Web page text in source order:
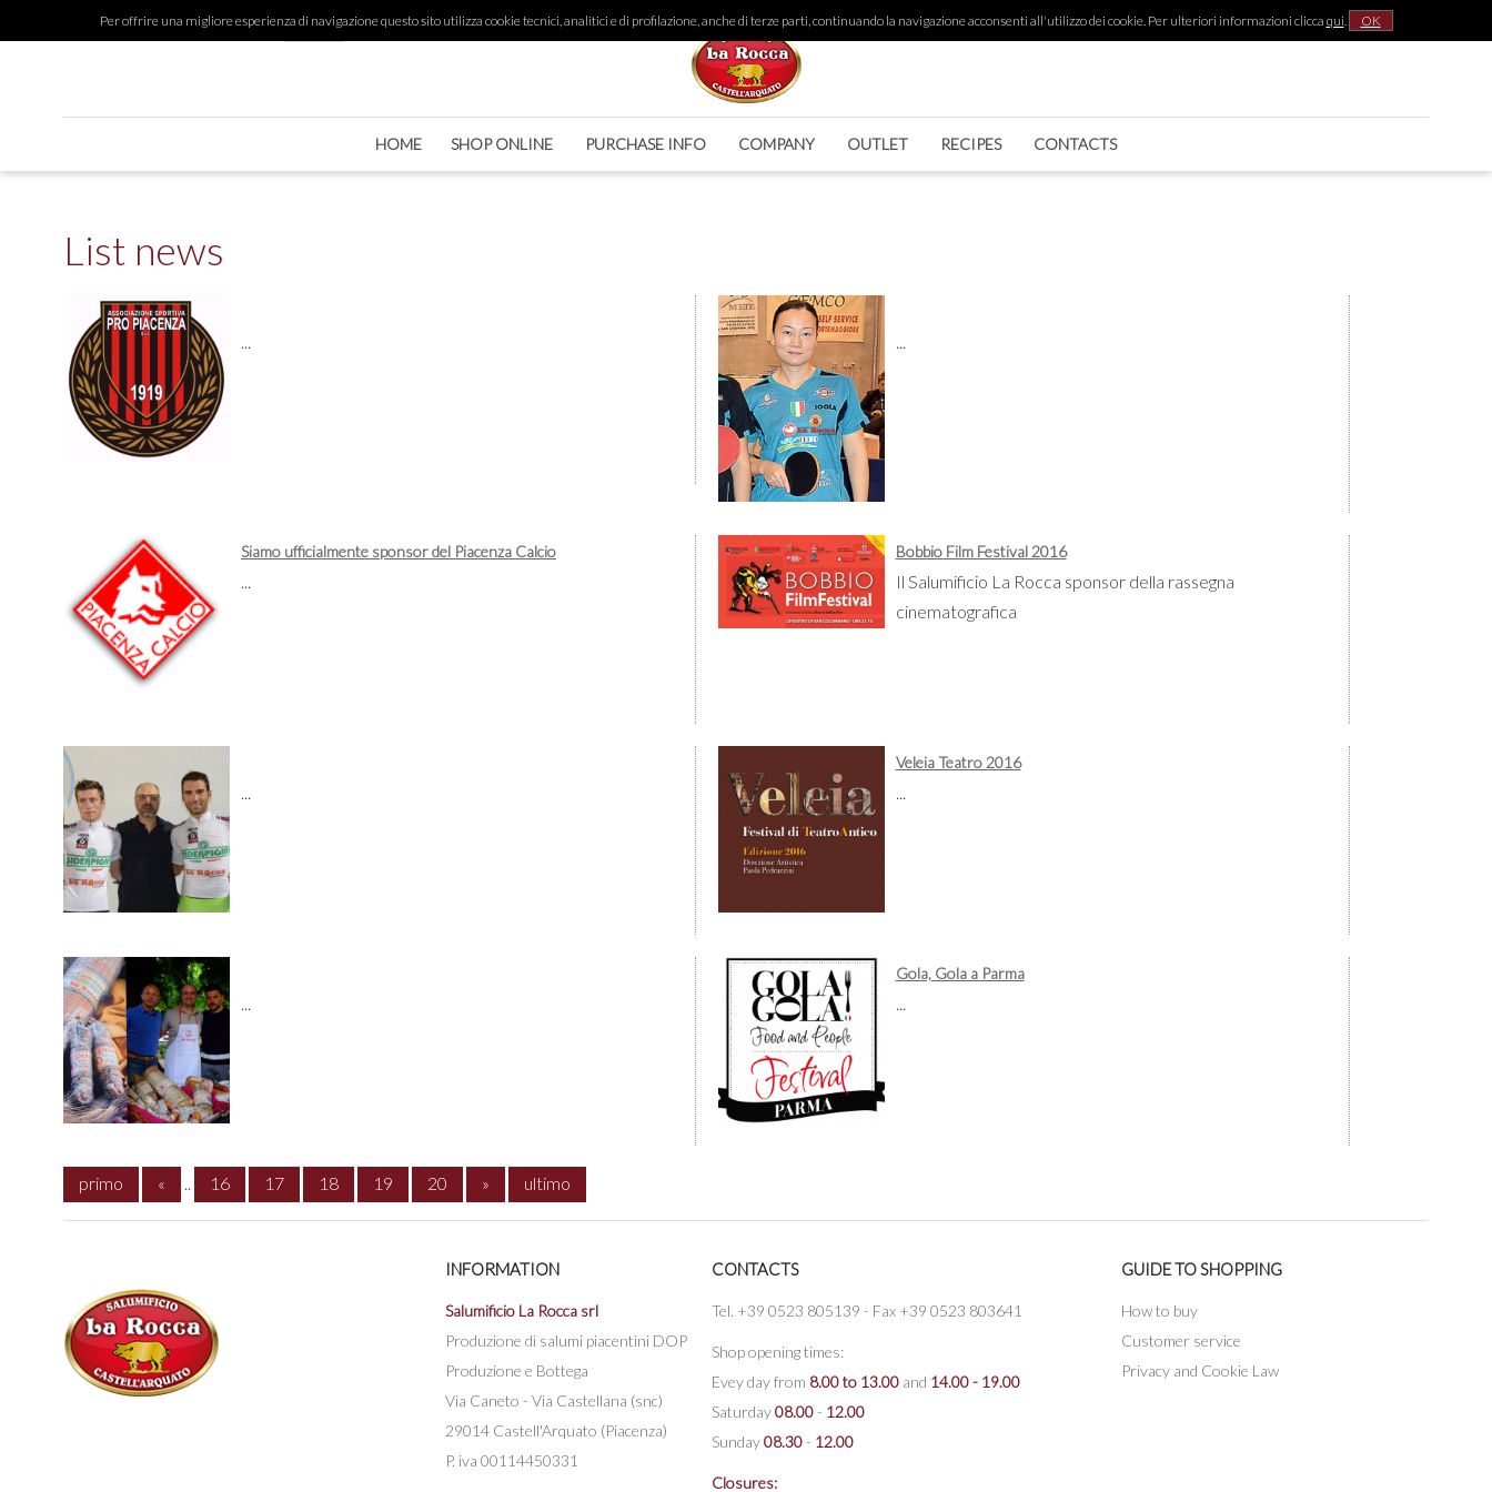
Per offrire una migliore esperienza di navigazione questo sito utilizza cookie tecnici, analitici e di profilazione, anche di terze parti, continuando la navigazione acconsenti all'utilizzo dei cookie. Per ulteriori informazioni clicca qui. OK
|
HOME SHOP ONLINE PURCHASE INFO COMPANY OUTLET RECIPES CONTACTS
List news
... ...
Siamo ufficialmente sponsor del Piacenza Calcio Bobbio Film Festival 2016
Il Salumificio La Rocca sponsor della rassegna
cinematografica
Veleia Teatro 2016
Gola, Gola a Parma
primo « 16 17 18 19 20 » ultimo
INFORMATION
Salumificio La Rocca srl
Produzione di salumi piacentini DOP
Produzione e Bottega
Via Caneto - Via Castellana (snc)
29014 Castell'Arquato (Piacenza)
P. iva 00114450331
CONTACTS
Tel. +39 0523 805139 - Fax +39 0523 803641
Shop opening times:
Evey day from 8.00 to 13.00 and 14.00 - 19.00
Saturday08.00- 12.00
Sunday08.30- 12.00
Closures:
GUIDE TO SHOPPING
How to buy
Customer service
Privacy and Cookie Law